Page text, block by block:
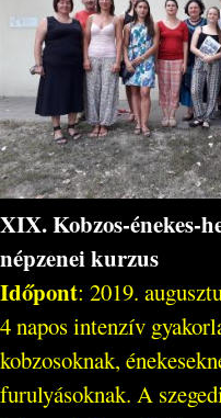
XIX. Kobzos-énekes-
népzenei kurzus
Időpont: 2019.
4 napos intenzív
kobzosoknak,
furulyásoknak. A